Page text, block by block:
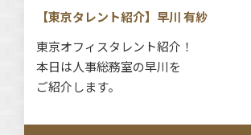
【東京タレント紹介】早川 有紗
東京オフィスタレント紹介！
本日は人事総務室の早川を
ご紹介します。